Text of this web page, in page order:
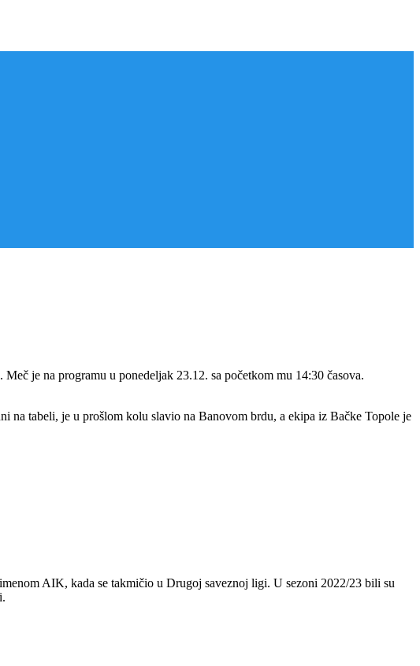
je na programu u ponedeljak 23.12. sa početkom mu 14:30 časova.
na tabeli, je u prošlom kolu slavio na Banovom brdu, a ekipa iz Bačke Topole je
AIK, kada se takmičio u Drugoj saveznoj ligi. U sezoni 2022/23 bili su